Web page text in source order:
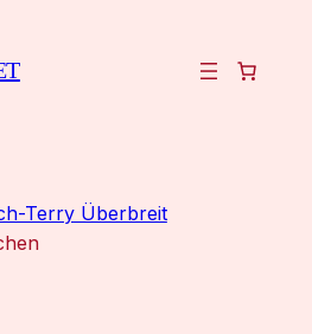
Terry Überbreit